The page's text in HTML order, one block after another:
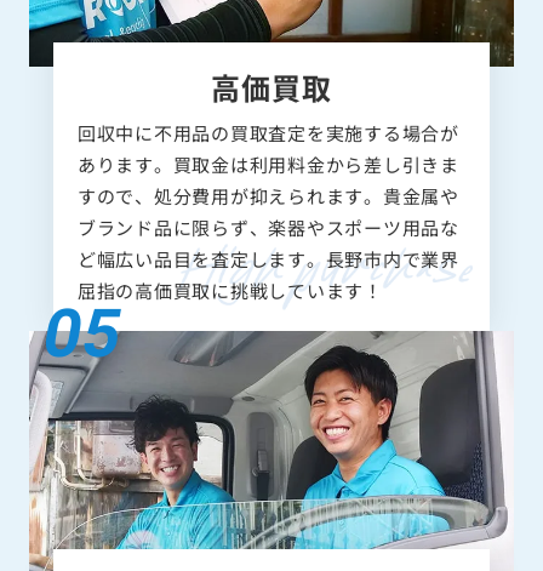
高価買取
回収中に不用品の買取査定を実施する場合が
あります。買取金は利用料金から差し引きま
すので、処分費用が抑えられます。貴金属や
ブランド品に限らず、楽器やスポーツ用品な
ど幅広い品目を査定します。長野市内で業界
屈指の高価買取に挑戦しています！